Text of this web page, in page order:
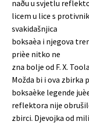
naðu u svjetlu
licem u lice s
svakidašnjica
boksaèa i njegova
prièe nitko ne
zna bolje od F. X.
Možda bi i ova zbirka
boksaèke legende
reflektora nije
zbirci. Djevojka od